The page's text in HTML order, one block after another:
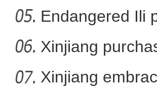
新疆博州民
Endangered Ili
Xinjiang
f
Xinjiang